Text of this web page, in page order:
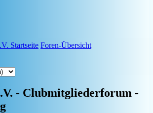
Startseite Foren-Übersicht
- Clubmitgliederforum -